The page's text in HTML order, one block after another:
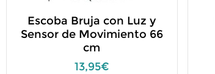
Escoba Bruja con Luz y
Sensor de Movimiento 66
cm
13,95€